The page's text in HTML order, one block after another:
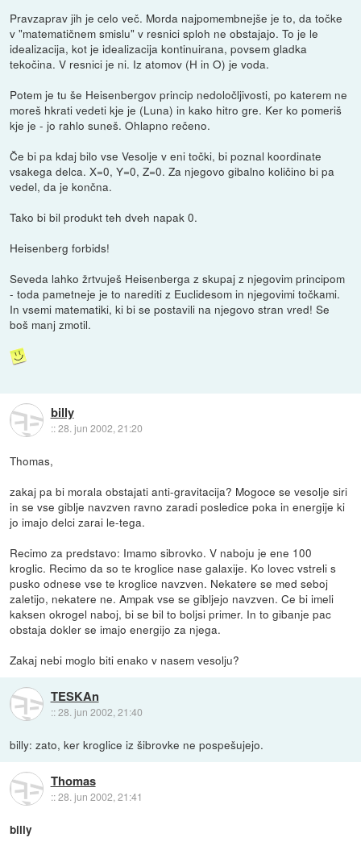
Pravzaprav jih je celo več. Morda najpomembnejše je to, da točke
v "matematičnem smislu" v resnici sploh ne obstajajo. To je le
idealizacija, kot je idealizacija kontinuirana, povsem gladka
tekočina. V resnici je ni. Iz atomov (H in O) je voda.
Potem je tu še Heisenbergov princip nedoločljivosti, po katerem ne
moreš hkrati vedeti kje je (Luna) in kako hitro gre. Ker ko pomeriš
kje je - jo rahlo suneš. Ohlapno rečeno.
Če bi pa kdaj bilo vse Vesolje v eni točki, bi poznal koordinate
vsakega delca. X=0, Y=0, Z=0. Za njegovo gibalno količino bi pa
vedel, da je končna.
Tako bi bil produkt teh dveh napak 0.
Heisenberg forbids!
Seveda lahko žrtvuješ Heisenberga z skupaj z njegovim principom
- toda pametneje je to narediti z Euclidesom in njegovimi točkami.
In vsemi matematiki, ki bi se postavili na njegovo stran vred! Se
boš manj zmotil.
billy
::28. jun 2002, 21:20
Thomas,
zakaj pa bi morala obstajati anti-gravitacija? Mogoce se vesolje siri
in se vse giblje navzven ravno zaradi posledice poka in energije ki
jo imajo delci zarai le-tega.
Recimo za predstavo: Imamo sibrovko. V naboju je ene 100
kroglic. Recimo da so te kroglice nase galaxije. Ko lovec vstreli s
pusko odnese vse te kroglice navzven. Nekatere se med seboj
zaletijo, nekatere ne. Ampak vse se gibljejo navzven. Ce bi imeli
kaksen okrogel naboj, bi se bil to boljsi primer. In to gibanje pac
obstaja dokler se imajo energijo za njega.
Zakaj nebi moglo biti enako v nasem vesolju?
TESKAn
::28. jun 2002, 21:40
billy: zato, ker kroglice iz šibrovke ne pospešujejo.
Thomas
::28. jun 2002, 21:41
billy